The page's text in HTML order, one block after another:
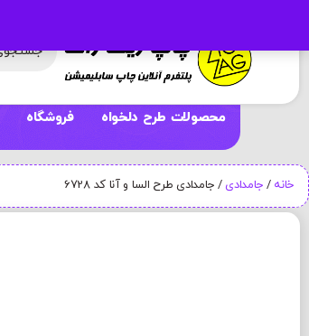
محصولات طرح دلخواه فروشگاه
خانه / جامدادی / جامدادی طرح السا و آنا کد 6728